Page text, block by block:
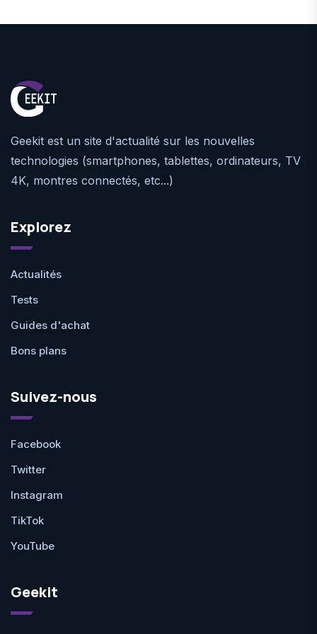
Geekit est un site d'actualité sur les nouvelles
technologies (smartphones, tablettes, ordinateurs, TV
4K, montres connectés, etc...)
Explorez
Actualités
Tests
Guides d'achat
Bons plans
Suivez-nous
Facebook
Twitter
Instagram
TikTok
YouTube
Geekit